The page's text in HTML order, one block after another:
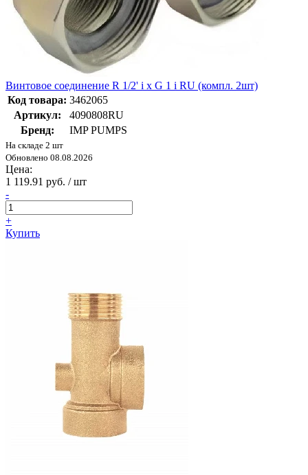
Винтовое соединение R 1/2' i x G 1 i RU (компл. 2шт)
Код товара: 3462065
Артикул:
4090808RU
Бренд:
IMP PUMPS
На складе 2 шт
Обновлено 08.08.2026
Цена:
1 119.91 руб. / шт
-
+
Купить